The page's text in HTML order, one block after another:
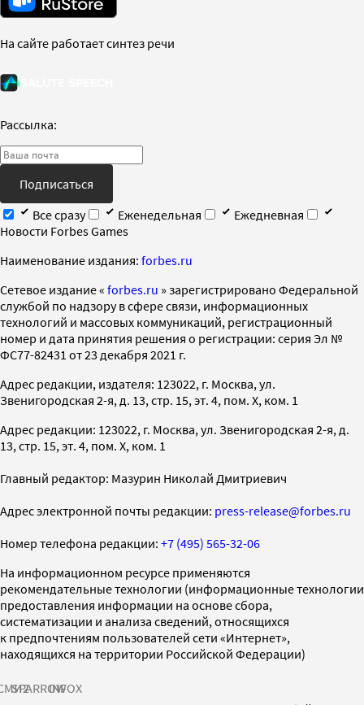
На сайте работает синтез речи
Рассылка:
Подписаться
Все сразу
Еженедельная
Ежедневная
Новости Forbes Games
Наименование издания: forbes.ru
Cетевое издание « forbes.ru » зарегистрировано Федеральной
службой по надзору в сфере связи, информационных
технологий и массовых коммуникаций, регистрационный
номер и дата принятия решения о регистрации: серия Эл №
ФС77-82431 от 23 декабря 2021 г.
Адрес редакции, издателя: 123022, г. Москва, ул.
Звенигородская 2-я, д. 13, стр. 15, эт. 4, пом. X, ком. 1
Адрес редакции: 123022, г. Москва, ул. Звенигородская 2-я, д.
13, стр. 15, эт. 4, пом. X, ком. 1
Главный редактор: Мазурин Николай Дмитриевич
Адрес электронной почты редакции: press-release@forbes.ru
Номер телефона редакции: +7 (495) 565-32-06
На информационном ресурсе применяются
рекомендательные технологии (информационные технологии
предоставления информации на основе сбора,
систематизации и анализа сведений, относящихся
к предпочтениям пользователей сети «Интернет»,
находящихся на территории Российской Федерации)
SPARROWINFOX